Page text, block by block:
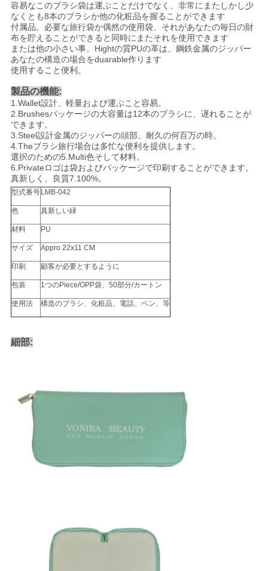
容易なこのブラシ袋は運ぶことだけでなく、非常にまたしかし少
なくとも8本のブラシか他の化粧品を握ることができます
付属品。必要な旅行袋か偶然の使用袋、それがあなたの毎日の財
布を貯えることができると同時にまたそれを使用できます
または他の小さい事。Hightの質PUの革は、鋼鉄金属のジッパー
あなたの構造の場合をduarable作ります
使用すること便利。
製品の機能:
1.Wallet設計、軽量および運ぶこと容易。
2.Brushesパッケージの大容量は12本のブラシに、遅れることが
できます。
3.Steel設計金属のジッパーの頭部、耐久の何百万の時。
4.Theブラシ旅行場合は多忙な便利を提供します。
選択のための5.Multi色そして材料。
6.Privateロゴは袋およびパッケージで印刷することができます。
真新しく、良質7.100%。
型式番号 LMB-042
色 真新しい緑
材料 PU
サイズ Appro 22x11 CM
印刷 顧客が必要とするように
包装 1つのPiece/OPP袋、50部分/カートン
使用法 構造のブラシ、化粧品、電話、ペン、等
細部: